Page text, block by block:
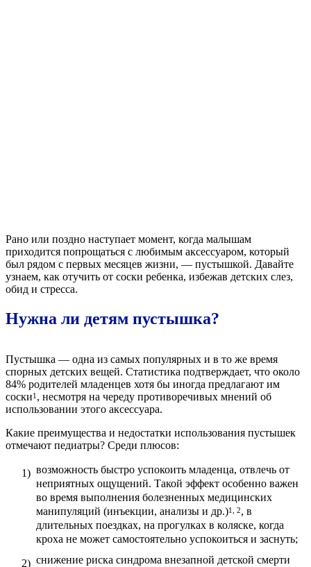
Рано или поздно наступает момент, когда малышам
приходится попрощаться с любимым аксессуаром, который
был рядом с первых месяцев жизни, — пустышкой. Давайте
узнаем, как отучить от соски ребенка, избежав детских слез,
обид и стресса.
Нужна ли детям пустышка?
Пустышка — одна из самых популярных и в то же время
спорных детских вещей. Статистика подтверждает, что около
84% родителей младенцев хотя бы иногда предлагают им
соски1 , несмотря на череду противоречивых мнений об
использовании этого аксессуара.
Какие преимущества и недостатки использования пустышек
отмечают педиатры? Среди плюсов:
возможность быстро успокоить младенца, отвлечь от
неприятных ощущений. Такой эффект особенно важен
во время выполнения болезненных медицинских
манипуляций (инъекции, анализы и др.)1, 2, в
длительных поездках, на прогулках в коляске, когда
кроха не может самостоятельно успокоиться и заснуть;
снижение риска синдрома внезапной детской смерти